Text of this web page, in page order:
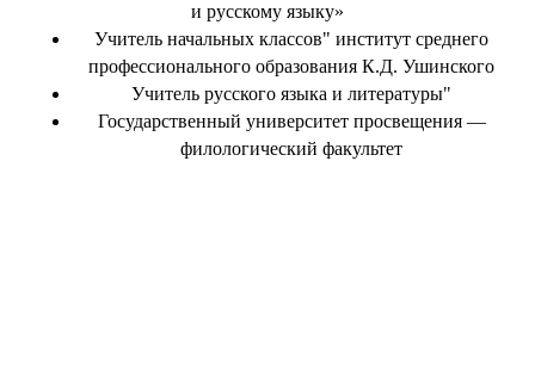
и русскому языку»
Учитель начальных классов" институт среднего
профессионального образования К.Д. Ушинского
Учитель русского языка и литературы"
Государственный университет просвещения —
филологический факультет